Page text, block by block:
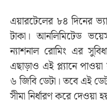
এয়ারটেলের ৮৪ দিনের
টাকা। আনলিমিটেড
ন্যাশনাল রোমিং এর
এছাড়াও এই প্ল্যানে
৬ জিবি ডেটা। তবে এই
সীমা নির্ধারণ করে দেওয়া